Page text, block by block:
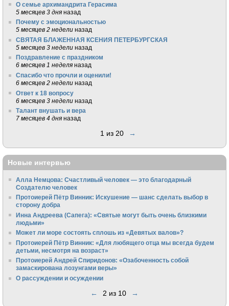
О семье архимандрита Герасима
5 месяцев 3 дня назад
Почему с эмоциональностью
5 месяцев 2 недели назад
СВЯТАЯ БЛАЖЕННАЯ КСЕНИЯ ПЕТЕРБУРГСКАЯ
5 месяцев 3 недели назад
Поздравление с праздником
6 месяцев 1 неделя назад
Спасибо что прочли и оценили!
6 месяцев 2 недели назад
Ответ к 18 вопросу
6 месяцев 3 недели назад
Талант внушать и вера
7 месяцев 4 дня назад
1 из 20 →
Новые интервью
Алла Немцова: Счастливый человек — это благодарный
Создателю человек
Протоиерей Пётр Винник: Искушение — шанс сделать выбор в
сторону добра
Инна Андреева (Сапега): «Святые могут быть очень близкими
людьми»
Может ли море состоять сплошь из «Девятых валов»?
Протоиерей Пётр Винник: «Для любящего отца мы всегда будем
детьми, несмотря на возраст»
Протоиерей Андрей Спиридонов: «Озабоченность собой
замаскирована лозунгами веры»
О рассуждении и осуждении
← 2 из 10 →